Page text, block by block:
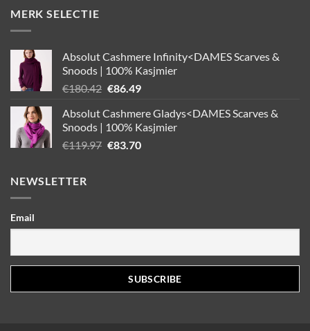
MERK SELECTIE
Absolut Cashmere Infinity<DAMES Scarves &
Snoods | 100% Kasjmier
€180.42 Oorspronkelijke
was:
€180.42.
€86.49Huidige
is:
€86.49.
Absolut Cashmere Gladys<DAMES Scarves &
Snoods | 100% Kasjmier
€119.97 Oorspronkelijke
€83.70Huidige
NEWSLETTER
Email